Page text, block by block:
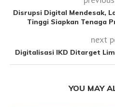
Disrupsi Digital Mendesak,
Tinggi Siapkan Tenaga
next
Digitalisasi IKD Ditarget
YOU MAY